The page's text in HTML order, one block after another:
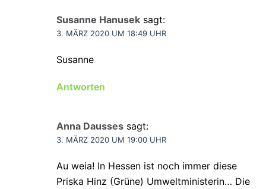
Susanne Hanusek sagt:
3. MÄRZ 2020 UM 18:49 UHR
Susanne
Antworten
Anna Dausses sagt:
3. MÄRZ 2020 UM 19:00 UHR
Au weia! In Hessen ist noch immer diese
Priska Hinz (Grüne) Umweltministerin… Die